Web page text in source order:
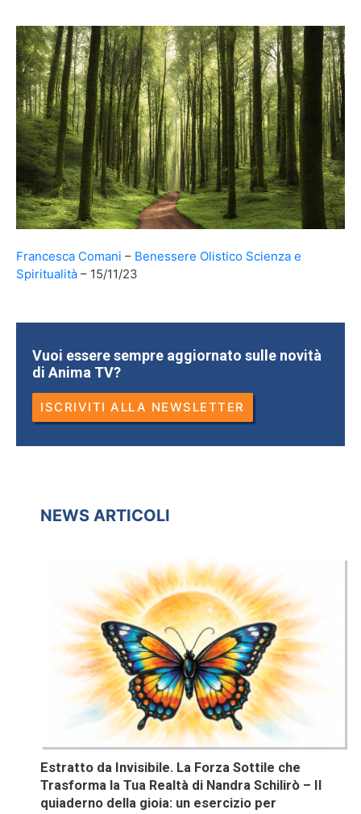
Francesca Comani Benessere Olistico Scienza e
Spiritualità
15/11/23
Vuoi essere sempre aggiornato sulle novità
di Anima TV?
ISCRIVITI ALLA NEWSLETTER
NEWS ARTICOLI
Estratto da Invisibile. La Forza Sottile che
Trasforma la Tua Realtà di Nandra Schilirò – Il
quiaderno della gioia: un esercizio per